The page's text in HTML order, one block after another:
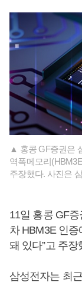
▲ 홍콩 GF증권은
역폭메모리
주장했다. 사진은
11일 홍콩 GF
차 HBM3E 인
돼 있다”고 주장
삼성전자는 최